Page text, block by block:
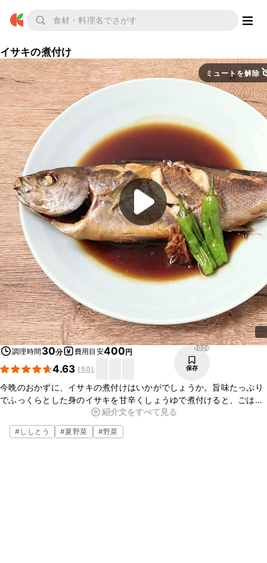
イサキの煮付け
ミュートを解除
調理時間 30分 費用目安400円
4.63 ( 50)
1026
保存
今晩のおかずに、イサキの煮付けはいかがでしょうか。旨味たっぷり
でふっくらとした身のイサキを甘辛くしょうゆで煮付けると、ごはん
にぴったりのおかずになりますよ。お酒のおつまみにもぴったりなの
で、是非作ってみてくださいね。
紹介文をすべて見る
#ししとう #夏野菜 #野菜